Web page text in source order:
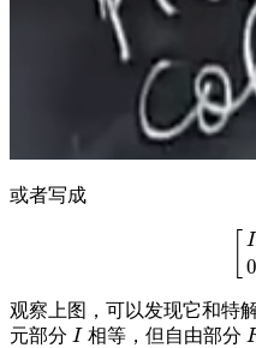
或者写成
I
0
观察上图，可以发现它和特
元部分 I
I 相等，但自由部分 F